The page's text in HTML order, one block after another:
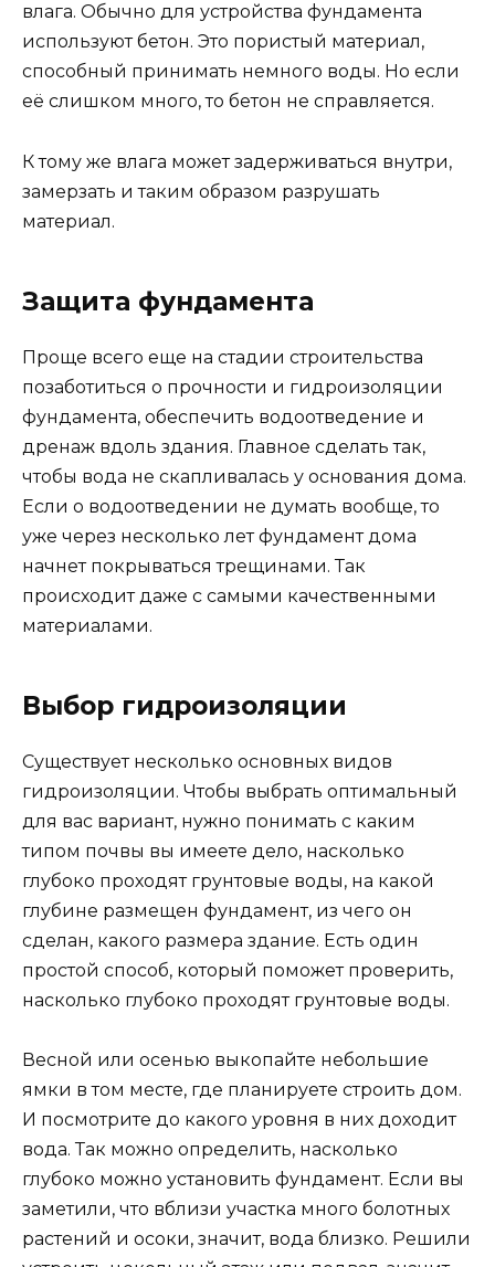
влага. Обычно для устройства фундамента
используют бетон. Это пористый материал,
способный принимать немного воды. Но если
её слишком много, то бетон не справляется.
К тому же влага может задерживаться внутри,
замерзать и таким образом разрушать
материал.
Защита фундамента
Проще всего еще на стадии строительства
позаботиться о прочности и гидроизоляции
фундамента, обеспечить водоотведение и
дренаж вдоль здания. Главное сделать так,
чтобы вода не скапливалась у основания дома.
Если о водоотведении не думать вообще, то
уже через несколько лет фундамент дома
начнет покрываться трещинами. Так
происходит даже с самыми качественными
материалами.
Выбор гидроизоляции
Существует несколько основных видов
гидроизоляции. Чтобы выбрать оптимальный
для вас вариант, нужно понимать с каким
типом почвы вы имеете дело, насколько
глубоко проходят грунтовые воды, на какой
глубине размещен фундамент, из чего он
сделан, какого размера здание. Есть один
простой способ, который поможет проверить,
насколько глубоко проходят грунтовые воды.
Весной или осенью выкопайте небольшие
ямки в том месте, где планируете строить дом.
И посмотрите до какого уровня в них доходит
вода. Так можно определить, насколько
глубоко можно установить фундамент. Если вы
заметили, что вблизи участка много болотных
растений и осоки, значит, вода близко. Решили